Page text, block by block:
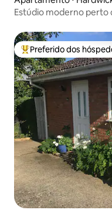
Estúdio moderno perto
Entre os melhores
Preferido dos